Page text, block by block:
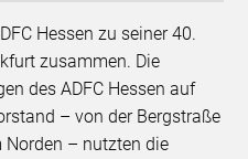
Hessen zu seiner 40.
zusammen. Die
des ADFC Hessen auf
– von der Bergstraße
Norden – nutzten die